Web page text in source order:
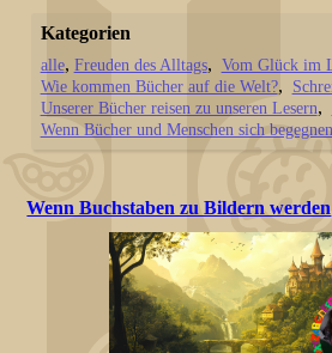
Kategorien
alle Freuden des Alltags
Vom Glück im
Wie kommen Bücher auf die Welt?
Unserer Bücher reisen zu unseren Lesern
Wenn Bücher und Menschen sich begegnen
Wenn Buchstaben zu Bildern werden